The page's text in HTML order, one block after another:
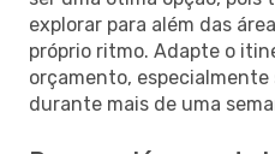
explorar para além das
próprio ritmo. Adapte o
orçamento,
durante mais de uma